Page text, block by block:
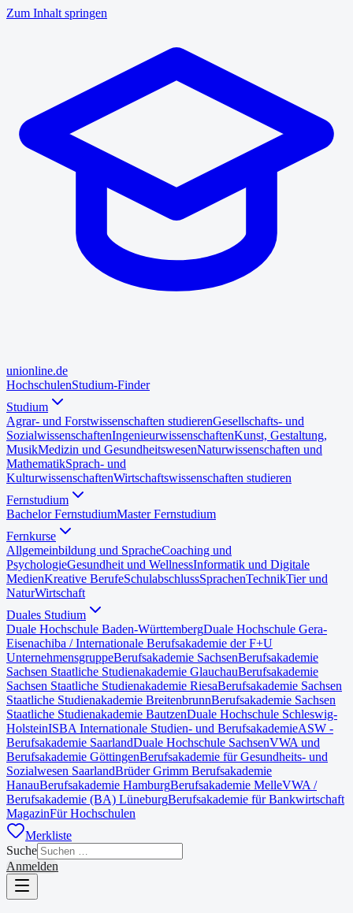
Zum Inhalt springen
unionline.de
HochschulenStudium-Finder
Studium
Agrar- und Forstwissenschaften studierenGesellschafts- und
SozialwissenschaftenIngenieurwissenschaftenKunst, Gestaltung,
MusikMedizin und GesundheitswesenNaturwissenschaften und
MathematikSprach- und
KulturwissenschaftenWirtschaftswissenschaften studieren
Fernstudium
Bachelor FernstudiumMaster Fernstudium
Fernkurse
Allgemeinbildung und SpracheCoaching und
PsychologieGesundheit und WellnessInformatik und Digitale
MedienKreative BerufeSchulabschlussSprachenTechnikTier und
NaturWirtschaft
Duales Studium
Duale Hochschule Baden-WürttembergDuale Hochschule Gera-
Eisenachiba / Internationale Berufsakademie der F+U
UnternehmensgruppeBerufsakademie SachsenBerufsakademie
Sachsen Staatliche Studienakademie GlauchauBerufsakademie
Sachsen Staatliche Studienakademie RiesaBerufsakademie Sachsen
Staatliche Studienakademie BreitenbrunnBerufsakademie Sachsen
Staatliche Studienakademie BautzenDuale Hochschule Schleswig-
HolsteinISBA Internationale Studien- und BerufsakademieASW -
Berufsakademie SaarlandDuale Hochschule SachsenVWA und
Berufsakademie GöttingenBerufsakademie für Gesundheits- und
Sozialwesen SaarlandBrüder Grimm Berufsakademie
HanauBerufsakademie HamburgBerufsakademie MelleVWA /
Berufsakademie (BA) LüneburgBerufsakademie für Bankwirtschaft
MagazinFür Hochschulen
Merkliste
Suche
Anmelden